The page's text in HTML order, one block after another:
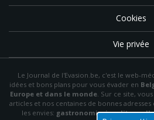
Cookies
Vie privée
Le Journal de l'Evasion.be, c'est le web-
idées et bons plans pour vous évader en
Europe et dans le monde. Sur ce site,
articles et nos centaines de bonnes
les envies: gastronomie,insolite,